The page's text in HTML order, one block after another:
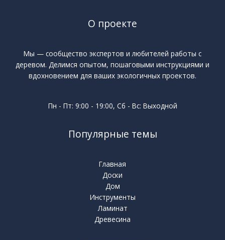
О проекте
Мы — сообщество экспертов и любителей работы с
деревом. Делимся опытом, пошаговыми инструкциями и
вдохновением для ваших экологичных проектов.
Пн - Пт: 9:00 - 19:00, Сб - Вс: Выходной
Популярные темы
Главная
Доски
Дом
Инструменты
Ламинат
Древесина